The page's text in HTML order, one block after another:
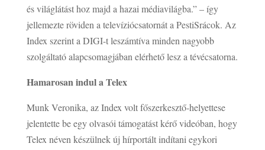
és világlátást hoz majd a hazai médiavilágba.” – így
jellemezte röviden a televíziócsatornát a PestiSrácok. Az
Index szerint a DIGI-t leszámtíva minden nagyobb
szolgáltató alapcsomagjában elérhető lesz a tévécsatorna.
Hamarosan indul a Telex
Munk Veronika, az Index volt főszerkesztő-helyettese
jelentette be egy olvasói támogatást kérő videóban, hogy
Telex néven készülnek új hírportált indítani egykori